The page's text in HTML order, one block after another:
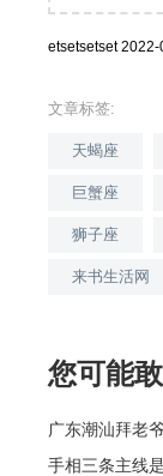
etsetsetset2022-
文章标签:
天蝎座
巨蟹座
狮子座
来书生活网
您可能
广东潮汕拜老
手相三条主线